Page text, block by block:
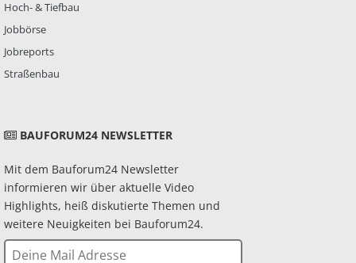
Hoch- & Tiefbau
Jobbörse
Jobreports
Straßenbau
BAUFORUM24 NEWSLETTER
Mit dem Bauforum24 Newsletter
informieren wir über aktuelle Video
Highlights, heiß diskutierte Themen und
weitere Neuigkeiten bei Bauforum24.